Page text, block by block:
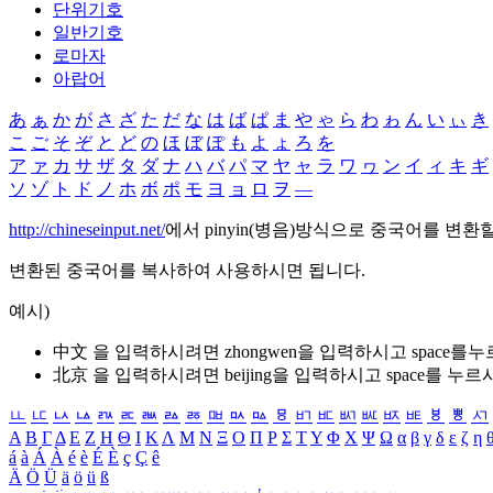
단위기호
일반기호
로마자
아랍어
あ ぁ か が さ ざ た だ な は ば ぱ ま や ゃ ら わ ゎ ん い ぃ き
こ ご そ ぞ と ど の ほ ぼ ぽ も よ ょ ろ を
ア ァ カ サ ザ タ ダ ナ ハ バ パ マ ヤ ャ ラ ワ ヮ ン イ ィ キ ギ
ソ ゾ ト ド ノ ホ ボ ポ モ ヨ ョ ロ ヲ ―
http://chineseinput.net/에서 pinyin(병음)방식으로 중국어를 변환
변환된 중국어를 복사하여 사용하시면 됩니다.
예시)
中文 을 입력하시려면 zhongwen을 입력하시고 space를
北京 을 입력하시려면 beijing을 입력하시고 space를 누르
ㅥ ㅦ ㅧ ㅨ ㅩ ㅪ ㅫ ㅬ ㅭ ㅮ ㅯ ㅰ ㅱ ㅲ ㅳ ㅴ ㅵ ㅶ ㅷ ㅸ ㅹ ㅺ
Α Β ΓΔ Ε Ζ Η Θ Ι ΚΛ Μ Ν Ξ Ο Π Ρ Σ ΤΥ Φ Χ Ψ Ω α β γ δ ε ζ η
á à Á À é è É È ç Ç ê
Ä Ö Ü ä ö ü ß